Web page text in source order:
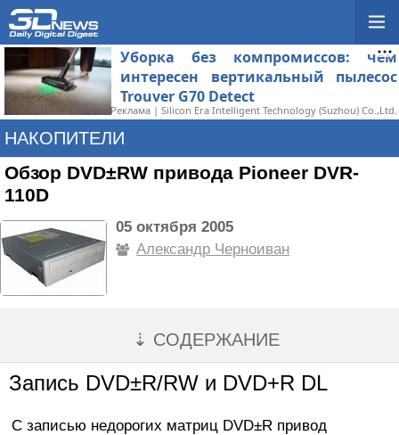
Уборка без компромиссов: чем
интересен вертикальный пылесос
Trouver G70 Detect
Реклама | Silicon Era Intelligent Technology (Suzhou) Co.,Ltd.
НАКОПИТЕЛИ
Обзор DVD±RW привода Pioneer DVR-
110D
05 октября 2005
Александр Черноиван
⇣ СОДЕРЖАНИЕ
Запись DVD±R/RW и DVD+R DL
С записью недорогих матриц DVD±R привод